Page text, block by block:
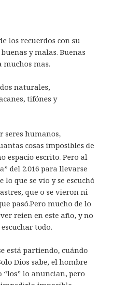
los recuerdos con su
y malas. Buenas
muchos mas.
naturales,
tifónes y
seres humanos,
cosas imposibles de
espacio escrito. Pero al
del 2.016 para llevarse
lo que se vio y se escuchó
que o se vieron ni
pasó.Pero mucho de lo
reien en este año, y no
todo.
está partiendo, cuándo
Dios sabe, el hombre
lo anuncian, pero